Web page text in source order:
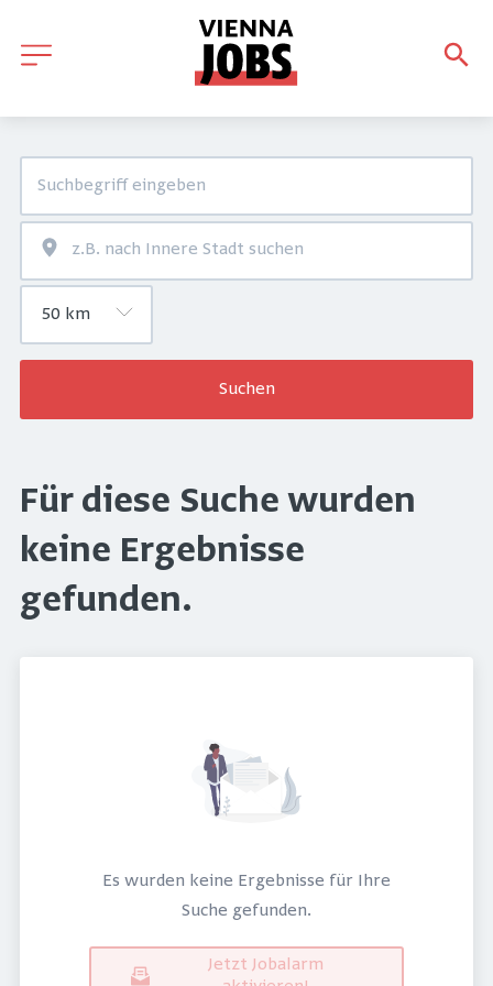
Suchen
Für diese Suche wurden
keine Ergebnisse
gefunden.
Es wurden keine Ergebnisse für Ihre
Suche gefunden.
Jetzt Jobalarm